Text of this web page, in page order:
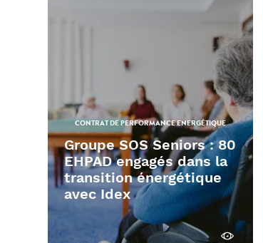
CONTRAT DE PERFORMANCE ENERGÉTIQUE
Groupe SOS Seniors : 80
EHPAD engagés dans la
transition énergétique
avec Idex
Découvrir